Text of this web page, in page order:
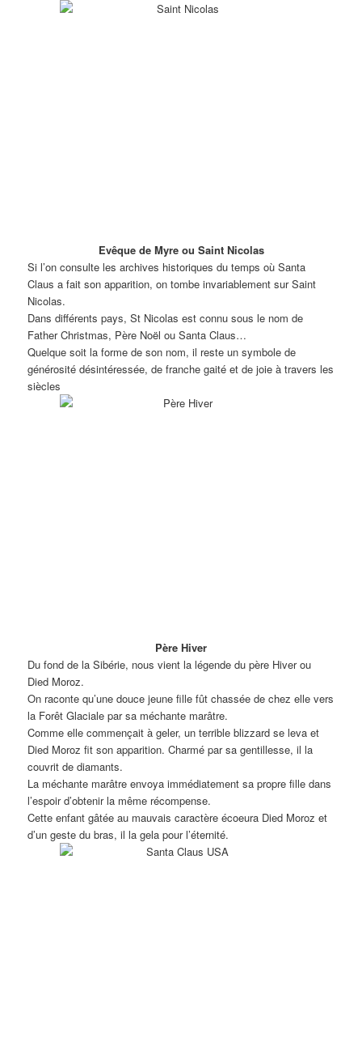
Evêque de Myre ou Saint Nicolas
Si l’on consulte les archives historiques du temps où Santa
Claus a fait son apparition, on tombe invariablement sur Saint
Nicolas.
Dans différents pays, St Nicolas est connu sous le nom de
Father Christmas, Père Noël ou Santa Claus…
Quelque soit la forme de son nom, il reste un symbole de
générosité désintéressée, de franche gaité et de joie à travers les
siècles
Père Hiver
Du fond de la Sibérie, nous vient la légende du père Hiver ou
Died Moroz.
On raconte qu’une douce jeune fille fût chassée de chez elle vers
la Forêt Glaciale par sa méchante marâtre.
Comme elle commençait à geler, un terrible blizzard se leva et
Died Moroz fit son apparition. Charmé par sa gentillesse, il la
couvrit de diamants.
La méchante marâtre envoya immédiatement sa propre fille dans
l’espoir d’obtenir la même récompense.
Cette enfant gâtée au mauvais caractère écoeura Died Moroz et
d’un geste du bras, il la gela pour l’éternité.